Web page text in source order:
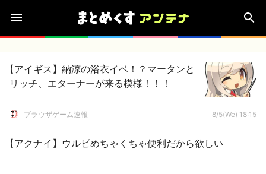
【アイギス】納涼の浴衣イベ！？マータンと
リッチ、エターナーが来る模様！！！
ブラウザゲーム速報 8/5(We) 18:15
【アクナイ】ウルピめちゃくちゃ便利だから欲しい